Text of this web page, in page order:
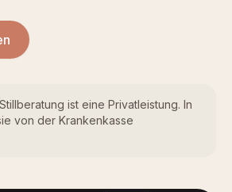
Stillberatung ist eine Privatleistung. In
von der Krankenkasse